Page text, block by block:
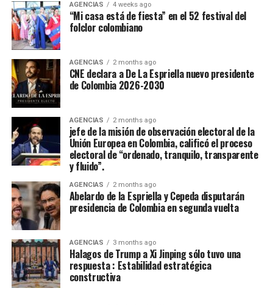
AGENCIAS 4 weeks ago
“Mi casa está de fiesta” en el 52 festival del
folclor colombiano
AGENCIAS 2 months ago
CNE declara a De La Espriella nuevo presidente
de Colombia 2026-2030
AGENCIAS 2 months ago
jefe de la misión de observación electoral de la
Unión Europea en Colombia, calificó el proceso
electoral de “ordenado, tranquilo, transparente
y fluido”.
AGENCIAS 2 months ago
Abelardo de la Espriella y Cepeda disputarán
presidencia de Colombia en segunda vuelta
AGENCIAS 3 months ago
Halagos de Trump a Xi Jinping sólo tuvo una
respuesta : Estabilidad estratégica
constructiva